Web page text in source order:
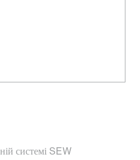
системі SEW